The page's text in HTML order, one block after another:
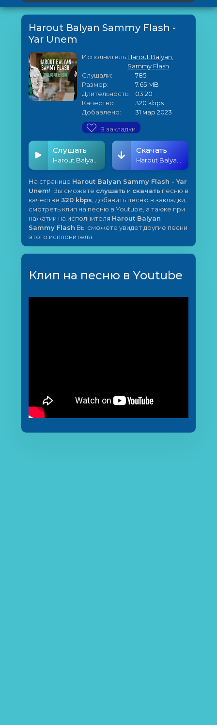
Harout Balyan Sammy Flash -
Yar Unem
Исполнитель:Harout Balyan
Sammy Flash
Слушали:
785
Размер:
7.65 MB
Длительность:
03:20
Качество:
320 kbps
Добавлено:
31 мар 2023
В закладки
Слушать Скачать
На странице Harout Balyan Sammy Flash - Yar
Unem!. Вы сможете слушать и скачать песню в
качестве 320 kbps , добавить песню в закладки,
смотреть клип на песню в Youtube, а также при
нажатии на исполнителя Harout Balyan
Sammy Flash Вы сможете увидет другие песни
этого исплонителя.
Клип на песню в Youtube